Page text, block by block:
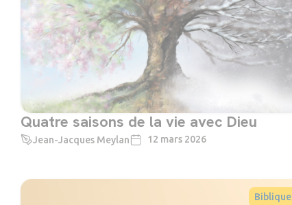
Quatre saisons de la vie avec Dieu
Jean-Jacques Meylan 12 mars 2026
Biblique